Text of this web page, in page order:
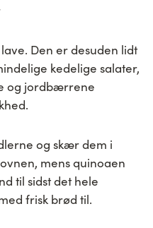
Den er desuden lidt
kedelige salater,
og jordbærrene
og skær dem i
mens quinoaen
til sidst det hele
frisk brød til.